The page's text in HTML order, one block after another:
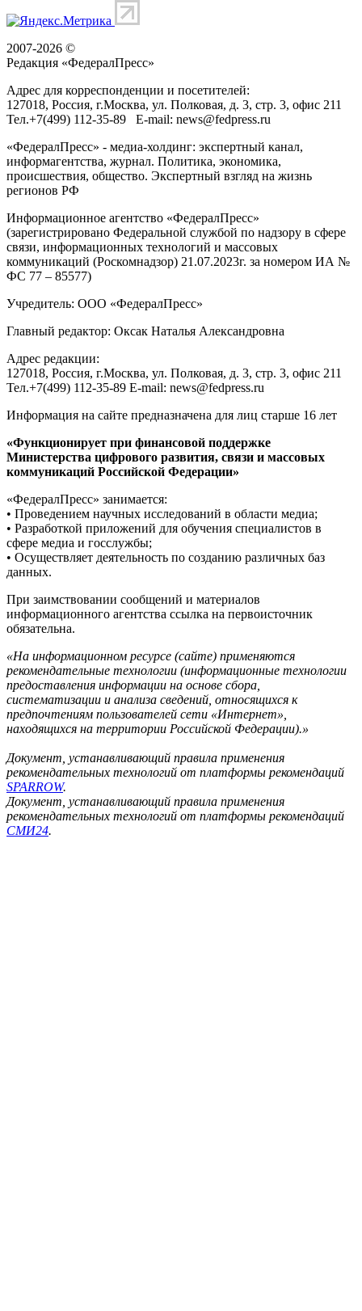
2007-2026 ©
Редакция «ФедералПресс»
Адрес для корреспонденции и посетителей:
127018, Россия, г.Москва, ул. Полковая, д. 3, стр. 3, офис 211
Тел.+7(499) 112-35-89 E-mail: news@fedpress.ru
«ФедералПресс» - медиа-холдинг: экспертный канал,
информагентства, журнал. Политика, экономика,
происшествия, общество. Экспертный взгляд на жизнь
регионов РФ
Информационное агентство «ФедералПресс»
(зарегистрировано Федеральной службой по надзору в сфере
связи, информационных технологий и массовых
коммуникаций (Роскомнадзор) 21.07.2023г. за номером ИА №
ФС 77 – 85577)
Учредитель: ООО «ФедералПресс»
Главный редактор: Оксак Наталья Александровна
Адрес редакции:
127018, Россия, г.Москва, ул. Полковая, д. 3, стр. 3, офис 211
Тел.+7(499) 112-35-89 E-mail: news@fedpress.ru
Информация на сайте предназначена для лиц старше 16 лет
«Функционирует при финансовой поддержке
Министерства цифрового развития, связи и массовых
коммуникаций Российской Федерации»
«ФедералПресс» занимается:
• Проведением научных исследований в области медиа;
• Разработкой приложений для обучения специалистов в
сфере медиа и госслужбы;
• Осуществляет деятельность по созданию различных баз
данных.
При заимствовании сообщений и материалов
информационного агентства ссылка на первоисточник
обязательна.
«На информационном ресурсе (сайте) применяются
рекомендательные технологии (информационные технологии
предоставления информации на основе сбора,
систематизации и анализа сведений, относящихся к
предпочтениям пользователей сети «Интернет»,
находящихся на территории Российской Федерации).»
Документ, устанавливающий правила применения
рекомендательных технологий от платформы рекомендаций
SPARROW.
Документ, устанавливающий правила применения
рекомендательных технологий от платформы рекомендаций
СМИ24.